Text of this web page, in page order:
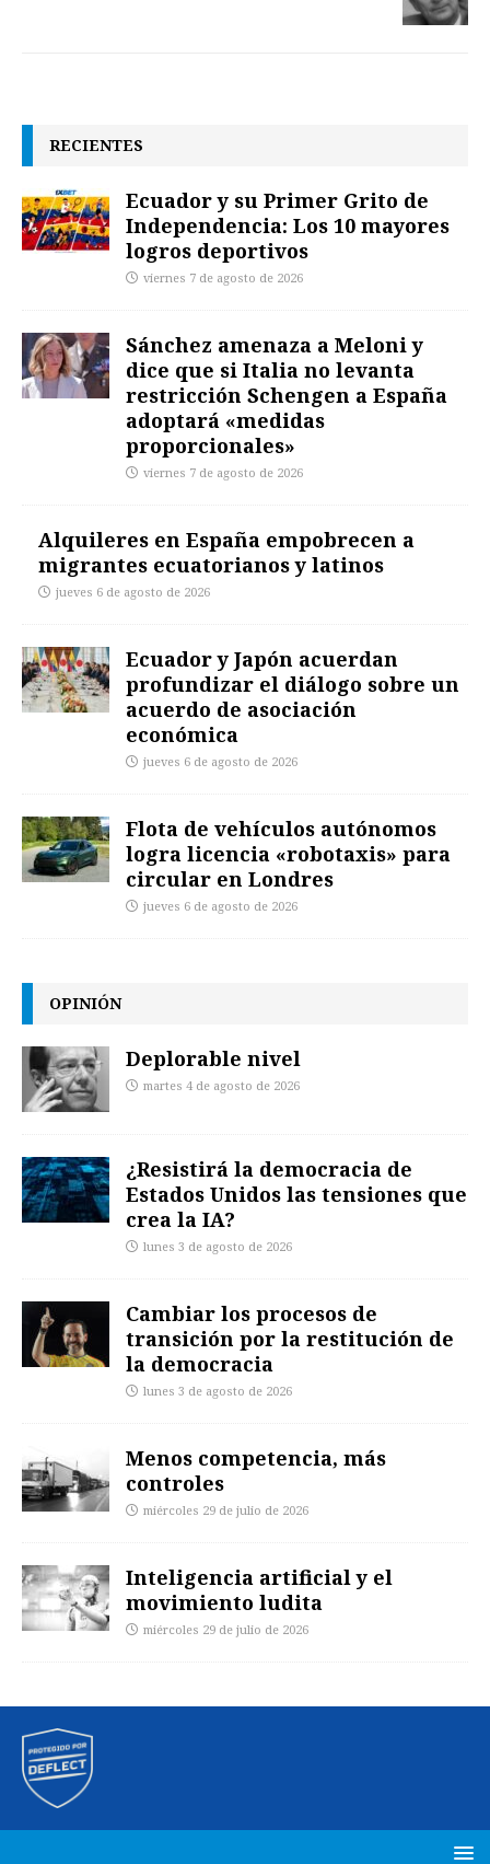
RECIENTES
Ecuador y su Primer Grito de
Independencia: Los 10 mayores
logros deportivos
viernes 7 de agosto de 2026
Sánchez amenaza a Meloni y
dice que si Italia no levanta
restricción Schengen a España
adoptará «medidas
proporcionales»
viernes 7 de agosto de 2026
Alquileres en España empobrecen a
migrantes ecuatorianos y latinos
jueves 6 de agosto de 2026
Ecuador y Japón acuerdan
profundizar el diálogo sobre un
acuerdo de asociación
económica
jueves 6 de agosto de 2026
Flota de vehículos autónomos
logra licencia «robotaxis» para
circular en Londres
jueves 6 de agosto de 2026
OPINIÓN
Deplorable nivel
martes 4 de agosto de 2026
¿Resistirá la democracia de
Estados Unidos las tensiones que
crea la IA?
lunes 3 de agosto de 2026
Cambiar los procesos de
transición por la restitución de
la democracia
lunes 3 de agosto de 2026
Menos competencia, más
controles
miércoles 29 de julio de 2026
Inteligencia artificial y el
movimiento ludita
miércoles 29 de julio de 2026